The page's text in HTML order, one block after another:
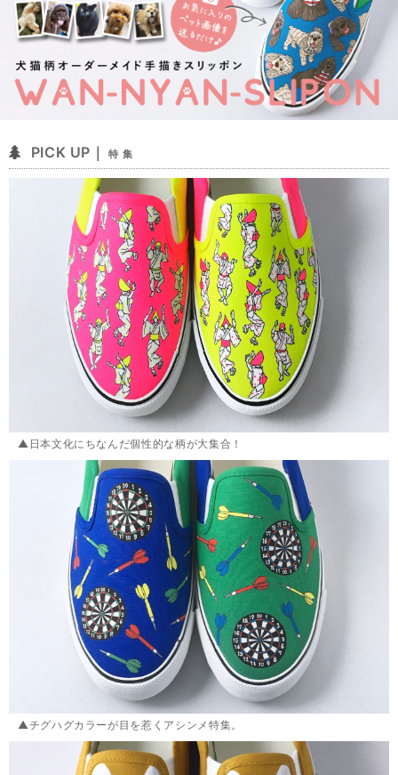
PICK UP｜ 特 集
▲日本文化にちなんだ個性的な柄が大集合！
▲チグハグカラーが目を惹くアシンメ特集。